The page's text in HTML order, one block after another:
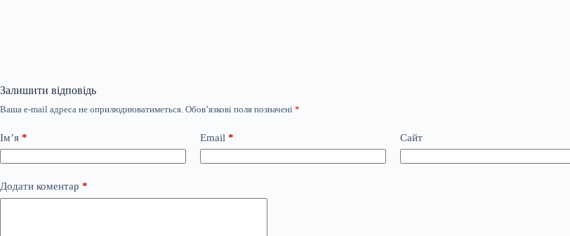
Залишити відповідь
Ваша e-mail адреса не оприлюднюватиметься. Обов’язкові поля позначені *
Ім’я * Email * Сайт
Додати коментар *